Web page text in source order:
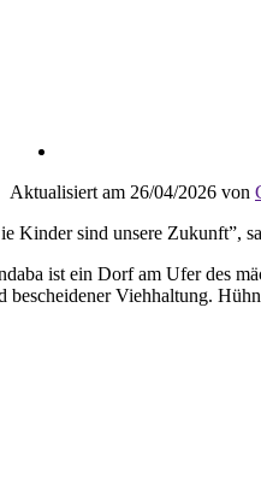
Aktualisiert am 26/04/2026 von
Kinder sind unsere Zukunft”,
ist ein Dorf am Ufer des
bescheidener Viehhaltung.